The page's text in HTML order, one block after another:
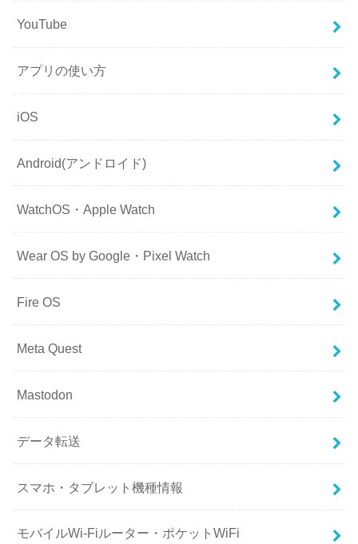
YouTube
アプリの使い方
iOS
Android(アンドロイド)
WatchOS・Apple Watch
Wear OS by Google・Pixel Watch
Fire OS
Meta Quest
Mastodon
データ転送
スマホ・タブレット機種情報
モバイルWi-Fiルーター・ポケットWiFi